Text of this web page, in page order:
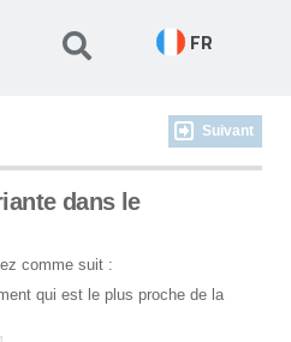
FR
Suivant
dans le
comme suit :
qui est le plus proche de la